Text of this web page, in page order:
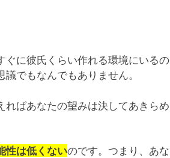
ぐに彼氏くらい作れる環境にいるの
でもなんでもありません。
ればあなたの望みは決してあきらめ
性は低くないのです。つまり、あな